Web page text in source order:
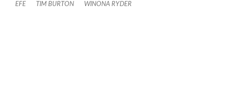
EFE TIM BURTON WINONA RYDER